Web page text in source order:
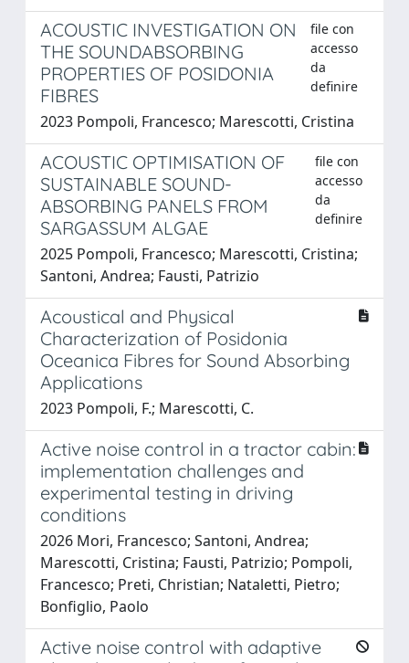
ACOUSTIC INVESTIGATION ON
THE SOUNDABSORBING
PROPERTIES OF POSIDONIA
FIBRES
file con
accesso
da
definire
2023 Pompoli, Francesco; Marescotti, Cristina
ACOUSTIC OPTIMISATION OF
SUSTAINABLE SOUND-
ABSORBING PANELS FROM
SARGASSUM ALGAE
file con
accesso
da
definire
2025 Pompoli, Francesco; Marescotti, Cristina;
Santoni, Andrea; Fausti, Patrizio
Acoustical and Physical
Characterization of Posidonia
Oceanica Fibres for Sound Absorbing
Applications
2023 Pompoli, F.; Marescotti, C.
Active noise control in a tractor cabin:
implementation challenges and
experimental testing in driving
conditions
2026 Mori, Francesco; Santoni, Andrea;
Marescotti, Cristina; Fausti, Patrizio; Pompoli,
Francesco; Preti, Christian; Nataletti, Pietro;
Bonfiglio, Paolo
Active noise control with adaptive